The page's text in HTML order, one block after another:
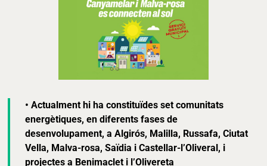
• Actualment hi ha constituïdes set comunitats
energètiques, en diferents fases de
desenvolupament, a Algirós, Malilla, Russafa, Ciutat
Vella, Malva-rosa, Saïdia i Castellar-l’Oliveral, i
projectes a Benimaclet i l’Olivereta